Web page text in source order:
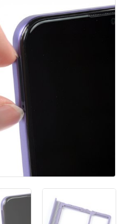
Publier un commentaire